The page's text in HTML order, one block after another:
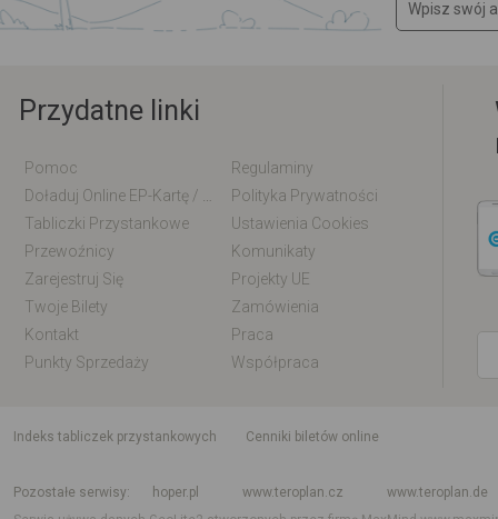
Przydatne linki
Pomoc
Regulaminy
Polityka Prywatności
Tabliczki Przystankowe
Ustawienia Cookies
Przewoźnicy
Komunikaty
Zarejestruj Się
Projekty UE
Twoje Bilety
Zamówienia
Kontakt
Praca
Punkty Sprzedaży
Współpraca
indeks tabliczek przystankowych
Cenniki biletów online
Pozostałe serwisy
hoper.pl www.teroplan.cz
www.teroplan.de